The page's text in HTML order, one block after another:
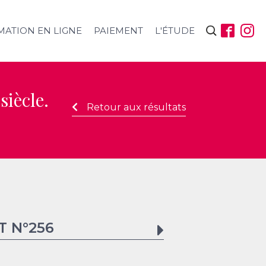
EN LIGNE PAIEMENT L'ÉTUDE Rechercher :
Retour aux résultats
N°256